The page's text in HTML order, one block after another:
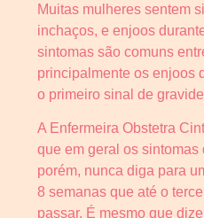
Muitas mulheres sentem
inchaços, e enjoos
sintomas são comuns
principalmente os enjoos
o primeiro sinal de
A Enfermeira Obstetra
que em geral os sintomas
porém, nunca diga para
8 semanas que até o
passar. É mesmo que